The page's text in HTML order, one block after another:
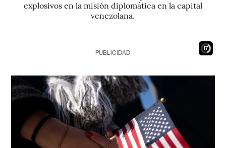
explosivos en la misión diplomática en la capital
venezolana.
16
PUBLICIDAD